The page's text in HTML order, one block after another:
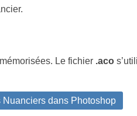
Le fichier .aco
dans Photoshop